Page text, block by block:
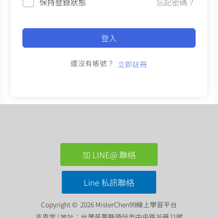
登入
還沒有帳號？ 立即註冊
加 LINE@ 聯絡
Line 私訊聯絡
Copyright © 2026 MisterChen99線上學習平台